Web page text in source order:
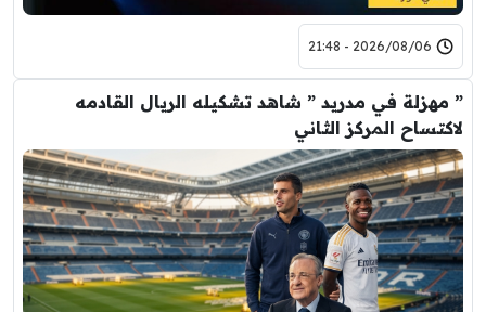
2026/08/06 - 21:48
” مهزلة في مدريد ” شاهد تشكيله الريال القادمه
لاكتساح المركز الثاني